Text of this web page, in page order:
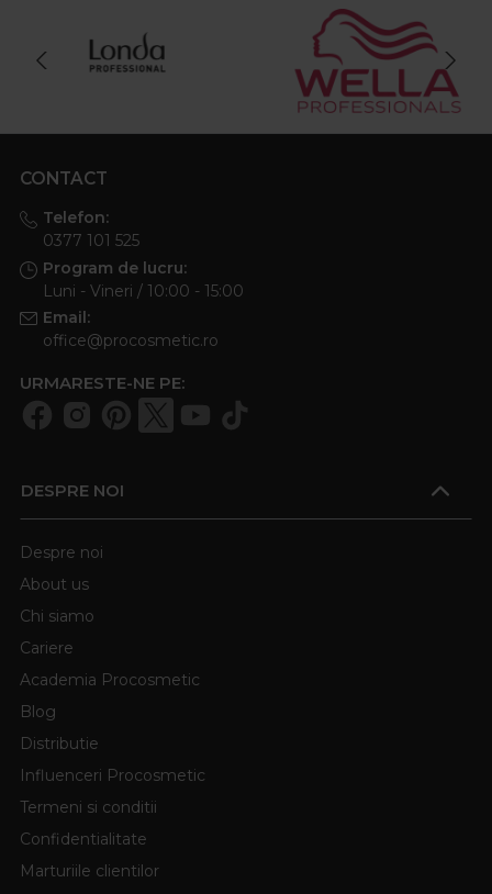
CONTACT
Telefon:
0377 101 525
Program de lucru:
Luni - Vineri / 10:00 - 15:00
Email:
office@procosmetic.ro
URMARESTE-NE PE:
DESPRE NOI
Despre noi
About us
Chi siamo
Cariere
Academia Procosmetic
Blog
Distributie
Influenceri Procosmetic
Termeni si conditii
Confidentialitate
Marturiile clientilor